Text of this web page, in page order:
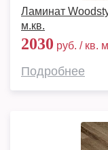
Ламинат
м.кв.
2030 руб. / кв.
Подробнее